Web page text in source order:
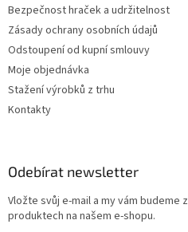
Bezpečnost hraček a udržitelnost
Zásady ochrany osobních údajů
Odstoupení od kupní smlouvy
Moje objednávka
Stažení výrobků z trhu
Kontakty
Odebírat newsletter
Vložte svůj e-mail a my vám budeme
produktech na našem e-shopu.